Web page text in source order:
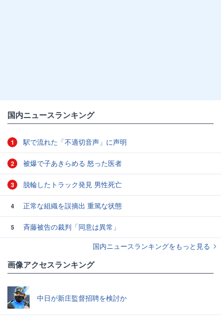
国内ニュースランキング
1 駅で流れた「不適切音声」に声明
2 被爆で子あきらめる 怒った医者
3 脱輪したトラック発見 男性死亡
4 正常な組織を誤摘出 重篤な状態
5
斉藤被告の裁判「同意は異常」
国内ニュースランキングをもっと見る
画像アクセスランキング
中日が新庄監督招聘を検討か